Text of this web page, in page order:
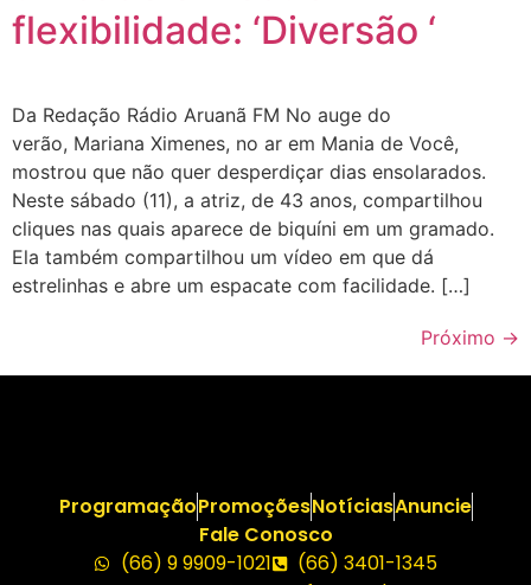
flexibilidade: ‘Diversão ‘
Da Redação Rádio Aruanã FM No auge do
verão, Mariana Ximenes, no ar em Mania de Você,
mostrou que não quer desperdiçar dias ensolarados.
Neste sábado (11), a atriz, de 43 anos, compartilhou
cliques nas quais aparece de biquíni em um gramado.
Ela também compartilhou um vídeo em que dá
estrelinhas e abre um espacate com facilidade. […]
Próximo →
ProgramaçãoPromoçõesNotíciasAnuncie
Fale Conosco
(66) 9 9909-1021
(66) 3401-1345